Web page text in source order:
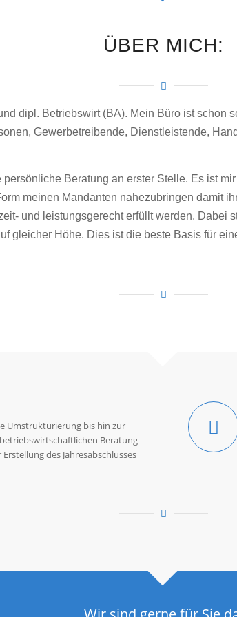
ÜBER MICH:
dipl. Betriebswirt (BA). Mein Büro ist schon
Gewerbetreibende, Dienstleistende,
Beratung an erster Stelle. Es ist
meinen Mandanten nahezubringen damit
und leistungsgerecht erfüllt werden. Dabei
gleicher Höhe. Dies ist die beste Basis für
Umstrukturierung bis hin zur
Beratung
des Jahresabschlusses